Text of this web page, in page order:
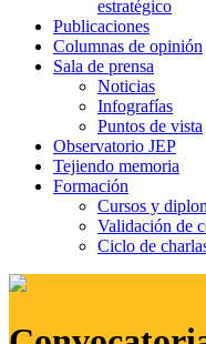
estratégico
Publicaciones
Columnas de opinión
Sala de prensa
Noticias
Infografías
Puntos de vista
Observatorio JEP
Tejiendo memoria
Formación
Cursos y
Validación de
Ciclo de